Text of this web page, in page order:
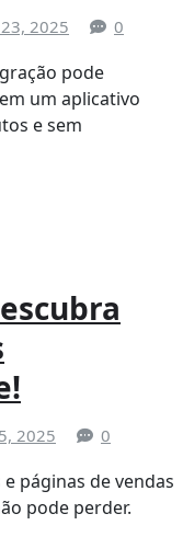
2025 0
pode
um aplicativo
e sem
2025 0
páginas de vendas
pode perder.